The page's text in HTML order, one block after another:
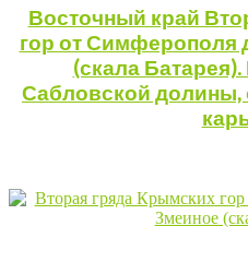
Восточный край
гор от Симферополя
(скала
Сабловской долины,